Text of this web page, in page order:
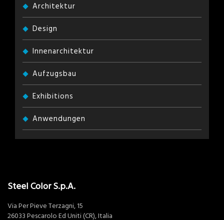
Architektur
Design
Innenarchitektur
Aufzugsbau
Exhibitions
Anwendungen
Steel Color S.p.A.
Via Per Pieve Terzagni, 15
26033 Pescarolo Ed Uniti (CR), Italia